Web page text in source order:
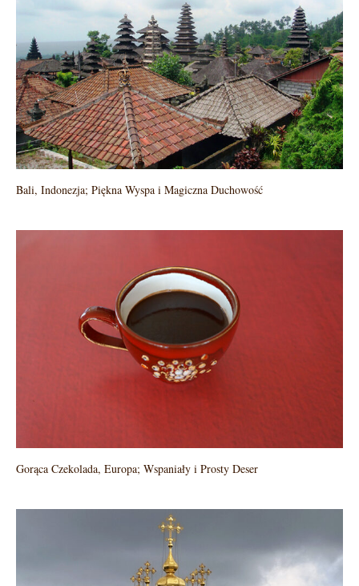
Bali, Indonezja; Piękna Wyspa i Magiczna Duchowość
Gorąca Czekolada, Europa; Wspaniały i Prosty Deser